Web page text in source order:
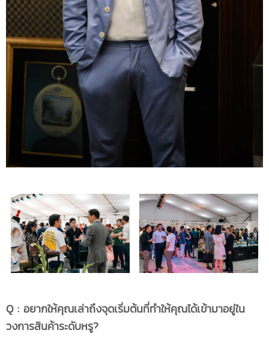
Q : อยากให้คุณเล่าถึงจุดเริ่มต้นที่ทำให้คุณได้เข้ามาอยู่ใน
วงการสินค้าระดับหรู?